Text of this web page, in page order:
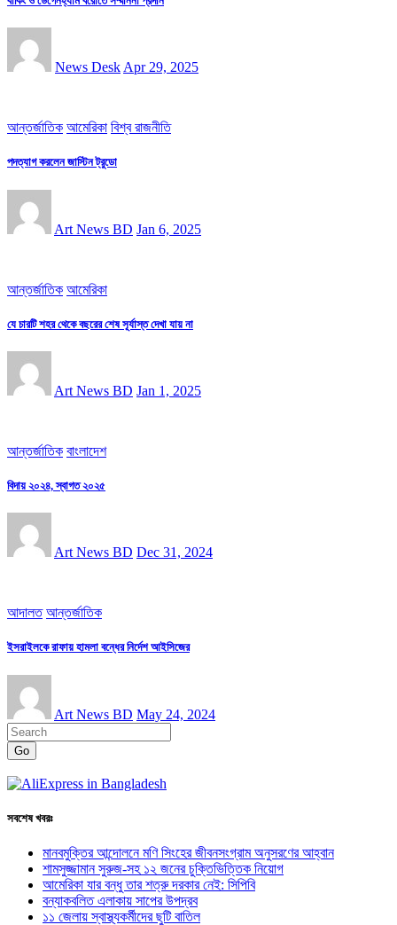
News Desk Apr 29, 2025
আন্তর্জাতিক আমেরিকা বিশ্ব রাজনীতি
পদত্যাগ করলেন জাস্টিন ট্র‍ুডো
Art News BD Jan 6, 2025
আন্তর্জাতিক আমেরিকা
যে চারটি শহর থেকে বছরের শেষ সূর্যাস্ত দেখা যায় না
Art News BD Jan 1, 2025
আন্তর্জাতিক বাংলাদেশ
বিদায় ২০২৪, স্বাগত ২০২৫
Art News BD Dec 31, 2024
আদালত আন্তর্জাতিক
ইসরাইলকে রাফায় হামলা বন্ধের নির্দেশ আইসিজের
Art News BD May 24, 2024
Go
সবশেষ খবরঃ
মানবমুক্তির আন্দোলনে মণি সিংহের জীবনসংগ্রাম অনুসরণের আহ্বান
শামসুজ্জামান সুরুজ-সহ ১২ জনের চুক্তিভিত্তিক নিয়োগ
আমেরিকা যার বন্ধু তার শত্রু দরকার নেই: সিপিবি
বন্যাকবলিত এলাকায় সাপের উপদ্রব
১১ জেলায় স্বাস্থ্যকর্মীদের ছুটি বাতিল